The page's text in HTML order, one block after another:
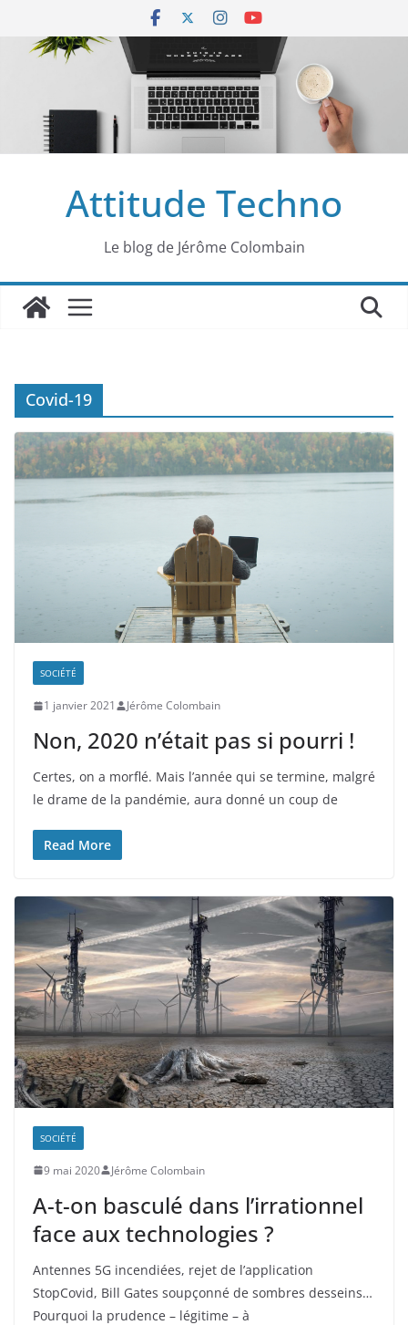
contenu
Attitude Techno
Le blog de Jérôme Colombain
Covid-19
SOCIÉTÉ
1 janvier 2021 Jérôme Colombain
Non, 2020 n’était pas si pourri !
Certes, on a morflé. Mais l’année qui se termine, malgré
le drame de la pandémie, aura donné un coup de
Read More
SOCIÉTÉ
9 mai 2020 Jérôme Colombain
A-t-on basculé dans l’irrationnel
face aux technologies ?
Antennes 5G incendiées, rejet de l’application
StopCovid, Bill Gates soupçonné de sombres desseins…
Pourquoi la prudence – légitime – à